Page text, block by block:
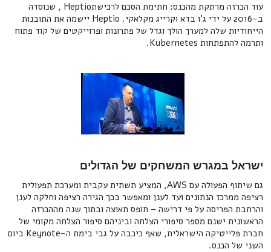
עוד הכרזה מרתקת מהכנס: חתימת הסכם לרכישתHeptio , שנוסדה
ב-2016 על ידי ג'ו בדא וקרייג מקלאקי. Heptio יישמה את התובנות
הייחודיות שלה למערך הולך וגדל של פתרונות ופרוייקטים של קוד פתוח
ותרמה להתפתחות Kubernetes.
ישראל במגרש המשחקים של הגדולים
גם שיתוף הפעולה עם AWS, המציע תשתית עקבית ומערכת תפעולית
רציפה ממרכז הנתונים ועד לענן ומאפשר בכך הגירה רציפה וחלקה לענן
והרחבת הפריסה על פי דרישה – תופס תאוצה ובתוך שנה מההכרזה
הראשונית ישנם מספר סיפורי הצלחה וביניהם סיפור הצלחה מקומי של
חברת פלייטיקה הישראלית, שאף כיכבה על גבי בימת ה-Keynote ביום
השני של הכנס.